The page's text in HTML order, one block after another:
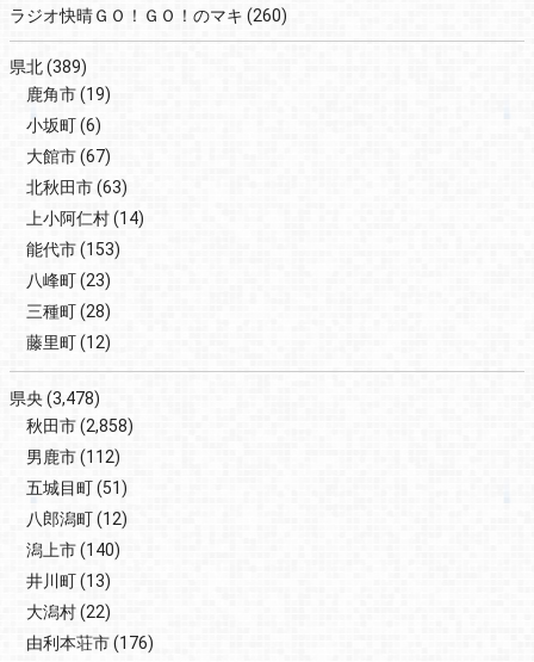
ラジオ快晴ＧＯ！ＧＯ！のマキ (260)
県北(389)
鹿角市(19)
小坂町(6)
大館市(67)
北秋田市(63)
上小阿仁村(14)
能代市(153)
八峰町(23)
三種町(28)
藤里町(12)
県央(3,478)
秋田市(2,858)
男鹿市(112)
五城目町(51)
八郎潟町(12)
潟上市(140)
井川町(13)
大潟村(22)
由利本荘市(176)